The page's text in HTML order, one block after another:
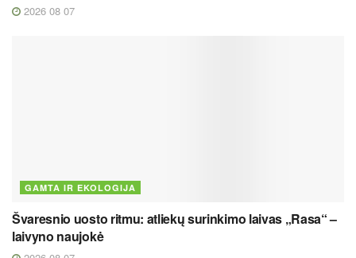
2026 08 07
GAMTA IR EKOLOGIJA
Švaresnio uosto ritmu: atliekų surinkimo laivas „Rasa“ –
laivyno naujokė